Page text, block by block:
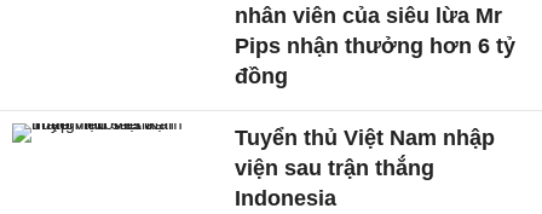
nhân viên của siêu lừa Mr
Pips nhận thưởng hơn 6 tỷ
đồng
Tuyển thủ Việt Nam nhập
viện sau trận thắng
Indonesia